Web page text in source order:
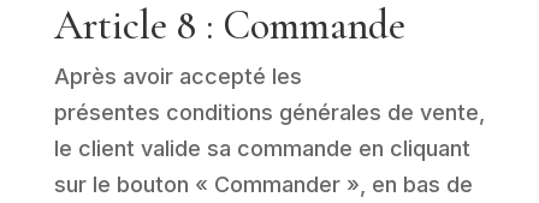
Article 8 : Commande
Après avoir accepté les
présentes conditions générales de vente,
le client valide sa commande en cliquant
sur le bouton « Commander », en bas de